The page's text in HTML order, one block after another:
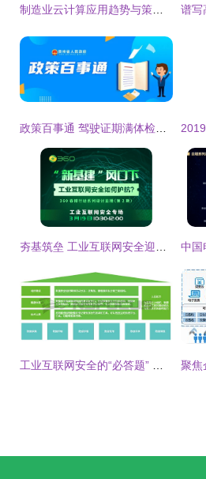
制造业云计算应用趋势与策略 拓步ERP带来的变革与机遇
政策百事通 驾驶证期满体检的医疗机构如何查询
夯基筑垒 工业互联网安全迎来高速发展，安全成必备护城河
工业互联网安全的“必答题” 如何冲刺满分答卷？